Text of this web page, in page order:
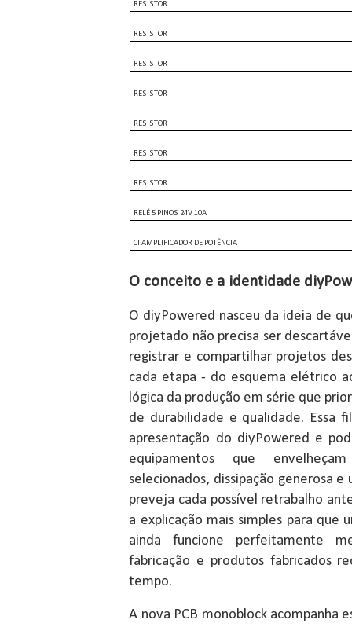
RESISTOR
RESISTOR
RESISTOR
RESISTOR
RESISTOR
RESISTOR
RESISTOR
RELÉ 5 PINOS 24V 10A
CI AMPLIFICADOR DE POTÊNCIA
O conceito e a identidade
O diyPowered nasceu da ideia de
projetado não precisa ser
registrar e compartilhar projetos
cada etapa - do esquema elétrico
lógica da produção em série que
de durabilidade e qualidade. Essa
apresentação do diyPowered e
equipamentos que
selecionados, dissipação generosa
preveja cada possível retrabalho
a explicação mais simples para que
ainda funcione perfeitamente
fabricação e produtos fabricados
tempo.
A nova PCB monoblock acompanha